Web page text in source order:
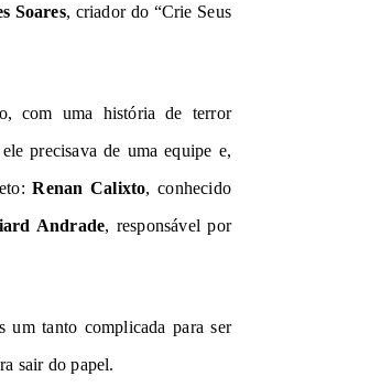
Soares, criador do “Crie Seus
com uma história de terror
precisava de uma equipe e,
Renan Calixto, conhecido
Andrade, responsável por
um tanto complicada para ser
sair do papel.